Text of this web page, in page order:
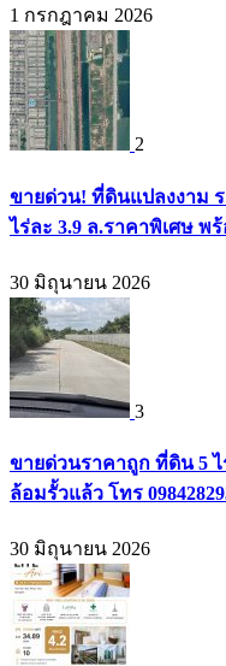
1 กรกฎาคม 2026
2
ขายด่วน! ที่ดินแปลงงาม
ไร่ละ 3.9 ล.ราคาพิเศษ พ
30 มิถุนายน 2026
3
ขายด่วนราคาถูก ที่ดิน 5
ล้อมรั้วแล้ว โทร
30 มิถุนายน 2026